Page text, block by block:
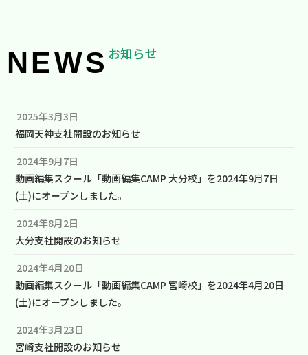
NEWS お知らせ
2025年3月3日
福岡天神支社開設のお知らせ
2024年9月7日
動画編集スクール「動画編集CAMP 大分校」を2024年9月7日
(土)にオープンしました。
2024年8月2日
大分支社開設のお知らせ
2024年4月20日
動画編集スクール「動画編集CAMP 宮崎校」を2024年4月20日
(土)にオープンしました。
2024年3月23日
宮崎支社開設のお知らせ